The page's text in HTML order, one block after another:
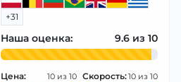
+31
Наша оценка: 9.6
Цена: 10 Скорость:10